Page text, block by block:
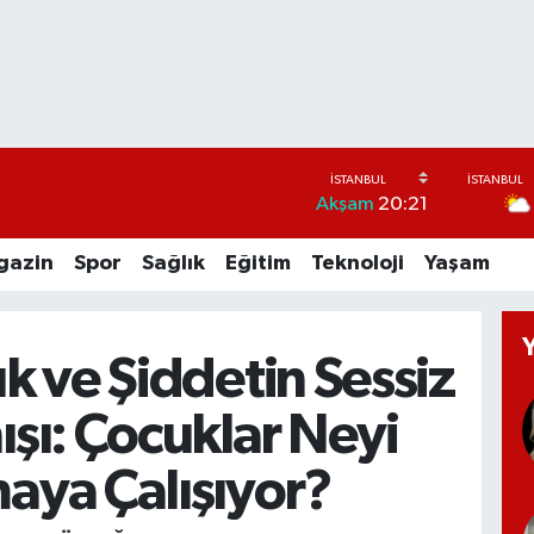
Akşam 20:21
Spor Sağlık Eğitim Teknoloji Yaşam
ve Şiddetin Sessiz
Çocuklar Neyi
Çalışıyor?